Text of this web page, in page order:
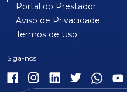
Portal do Prestador
Aviso de Privacidade
Termos de Uso